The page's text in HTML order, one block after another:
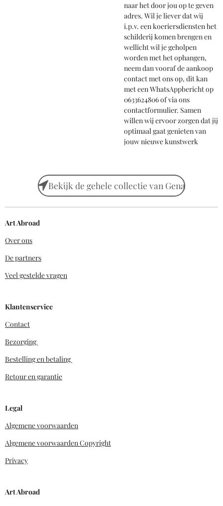
naar het door jou op te geven
adres. Wil je liever dat wij
i.p.v. een koeriersdiensten het
schilderij komen brengen en
wellicht wil je geholpen
worden met het ophangen,
neem dan vooraf de aankoop
contact met ons op, dit kan
met een WhatsAppbericht op
0633624806 of via ons
contactformulier. Samen
willen wij ervoor zorgen dat jij
optimaal gaat genieten van
jouw nieuwe kunstwerk
Bekijk de gehele collectie van Gena
Art Abroad
Over ons
De partners
Veel gestelde vragen
Klantenservice
Contact
Bezorging
Bestelling en betaling
Retour en garantie
Legal
Algemene voorwaarden
Algemene voorwaarden Copyright
Privacy
Art Abroad